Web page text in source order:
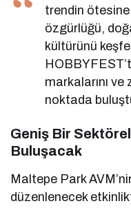
trendin
özgürlüğü,
kültürünü
markalarını ve
noktada
Geniş Bir
Buluşacak
Maltepe Park
düzenlenecek